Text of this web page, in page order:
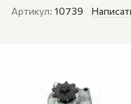
Артикул: 10739